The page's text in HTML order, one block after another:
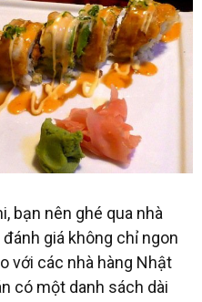
bạn nên ghé qua nhà
giá không chỉ ngon
với các nhà hàng Nhật
có một danh sách dài